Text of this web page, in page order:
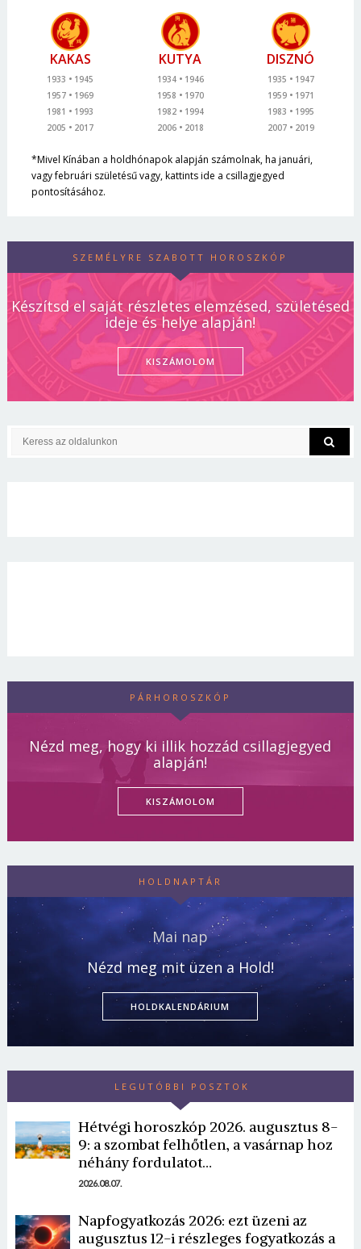
KAKAS
1933
1945
1957
1969
1981
1993
2005
2017
KUTYA
1934
1946
1958
1970
1982
1994
2006
2018
DISZNÓ
1935
1947
1959
1971
1983
1995
2007
2019
*Mivel Kínában a holdhónapok alapján számolnak, ha januári,
vagy februári születésű vagy, kattints ide a csillagjegyed
pontosításához.
SZEMÉLYRE SZABOTT HOROSZKÓP
Készítsd el saját részletes elemzésed, születésed
ideje és helye alapján!
KISZÁMOLOM
PÁRHOROSZKÓP
Nézd meg, hogy ki illik hozzád csillagjegyed
alapján!
KISZÁMOLOM
HOLDNAPTÁR
Mai nap
Nézd meg mit üzen a Hold!
HOLDKALENDÁRIUM
LEGUTÓBBI POSZTOK
Hétvégi horoszkóp 2026. augusztus 8-
9: a szombat felhőtlen, a vasárnap hoz
néhány fordulatot…
2026.08.07.
Napfogyatkozás 2026: ezt üzeni az
augusztus 12-i részleges fogyatkozás a
Borsonline bejelentkezés